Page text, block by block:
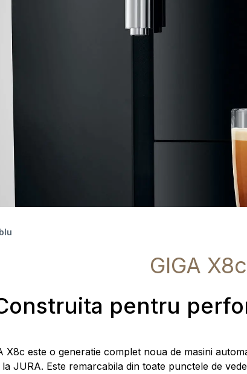
GIGA X8c
pentru
X8c este o generatie complet noua de masini
la JURA. Este remarcabila din toate punctele de